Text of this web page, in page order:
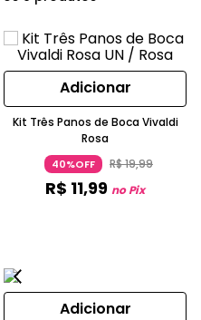
Adicionar
Kit Três Panos de Boca Vivaldi
Rosa
40%OFF R$19,99
R$ 11,99 no Pix
Adicionar